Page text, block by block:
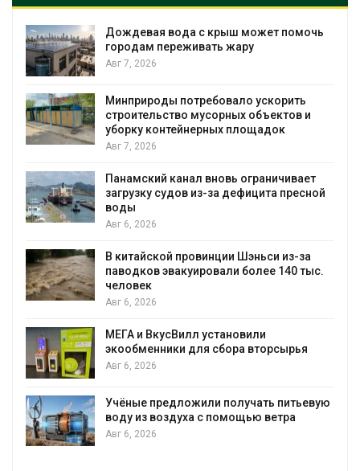
Дождевая вода с крыш может помочь
городам переживать жару
Авг 7, 2026
Минприроды потребовало ускорить
строительство мусорных объектов и
уборку контейнерных площадок
Авг 7, 2026
Панамский канал вновь ограничивает
загрузку судов из-за дефицита пресной
воды
Авг 6, 2026
В китайской провинции Шэньси из-за
паводков эвакуировали более 140 тыс.
человек
Авг 6, 2026
МЕГА и ВкусВилл установили
экообменники для сбора вторсырья
Авг 6, 2026
Учёные предложили получать питьевую
воду из воздуха с помощью ветра
Авг 6, 2026